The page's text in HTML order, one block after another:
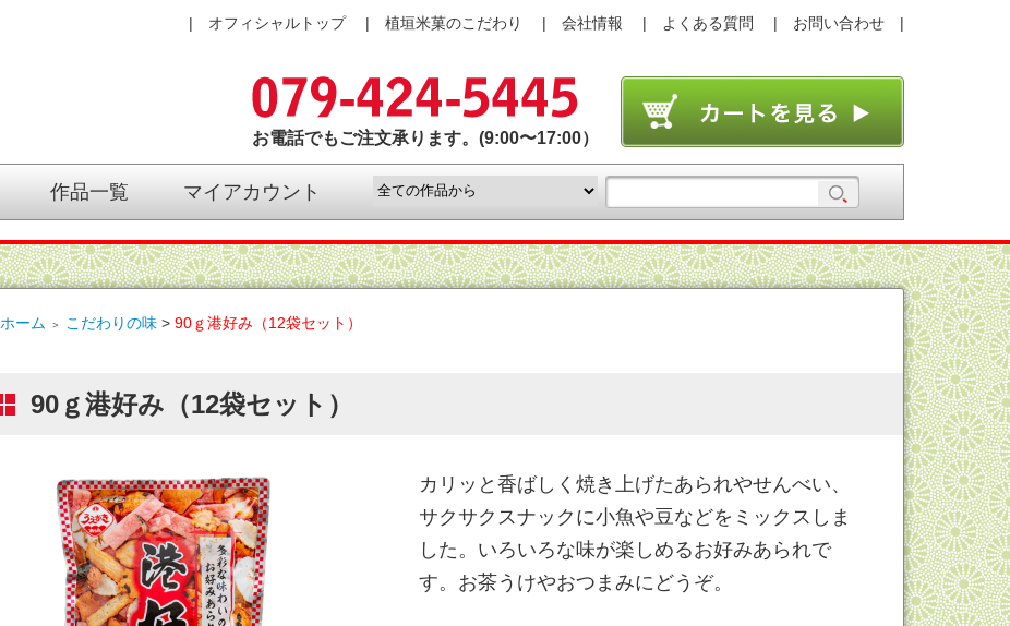
オフィシャルトップ 植垣米菓のこだわり 会社情報 よくある質問 お問い合わせ
お電話でもご注文承ります。(9:00〜17:00）
作品一覧 マイアカウント
ホーム ＞ こだわりの味 > 90ｇ港好み（12袋セット）
90ｇ港好み（12袋セット）
カリッと香ばしく焼き上げたあられやせんべい、
サクサクスナックに小魚や豆などをミックスしま
した。いろいろな味が楽しめるお好みあられで
す。お茶うけやおつまみにどうぞ。